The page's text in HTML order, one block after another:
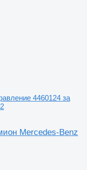
4460124 за
Mercedes-Benz